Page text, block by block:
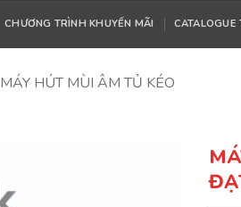
CHƯƠNG TRÌNH KHUYẾN MÃI CATALOGUE
MÁY HÚT MÙI ÂM TỦ KÉO